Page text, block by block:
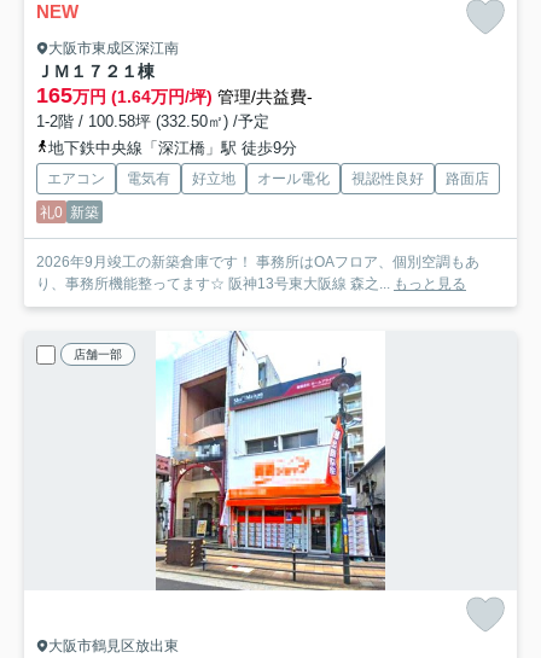
NEW
大阪市東成区深江南
ＪＭ１７２ １棟
165万円 (1.64万円/坪) 管理/共益費-
1-2階 / 100.58坪 (332.50㎡) /予定
地下鉄中央線「深江橋」駅 徒歩9分
エアコン 電気有 好立地 オール電化 視認性良好
路面店
礼0 新築
2026年9月竣工の新築倉庫です！ 事務所はOAフロア、個別空調もあ
り、事務所機能整ってます☆ 阪神13号東大阪線 森之... もっと見る
店舗一部
大阪市鶴見区放出東